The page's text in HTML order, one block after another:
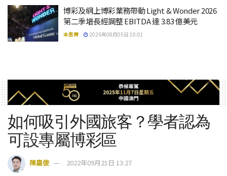
博彩及網上博彩業務帶動 Light & Wonder 2026
第二季增長經調整 EBITDA 達 3.83 億美元
本思齊 2026年08月05日 10:01
如何吸引外國旅客？學者認為
可設專屬博彩區
陳嘉俊 2022年09月21日 13:27